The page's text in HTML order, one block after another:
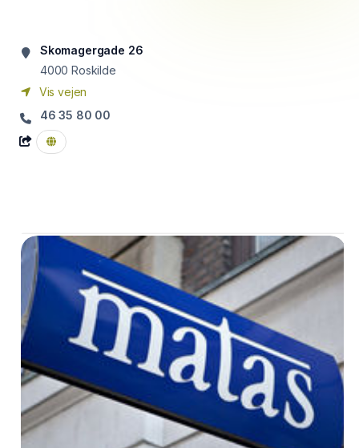
Skomagergade 26
4000 Roskilde
Vis vejen
46 35 80 00